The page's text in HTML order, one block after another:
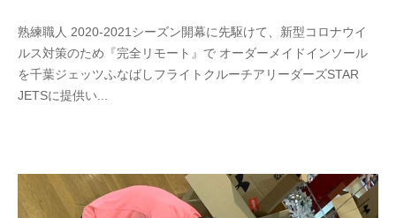
熟練職人 2020-2021シーズン開幕に先駆けて、新型コロナウイ
ルス対策のため『完全リモート』で オーダーメイドインソール
を千葉ジェッツふなばしフライトクルーチアリーダーズSTAR
JETSに提供い...